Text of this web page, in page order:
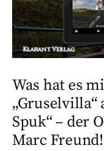
Was hat es
„Gruselvilla“
Spuk“ – der
Marc Freund!